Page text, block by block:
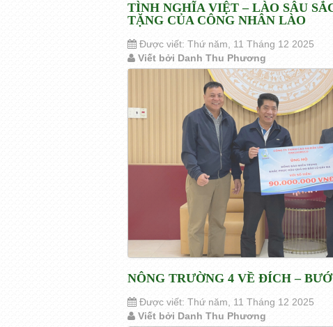
TÌNH NGHĨA VIỆT – LÀO SÂU
TẶNG CỦA CÔNG NHÂN LÀO
Được viết: Thứ năm, 11 Tháng 12 2025
Viết bởi Danh Thu Phương
NÔNG TRƯỜNG 4 VỀ ĐÍCH –
Được viết: Thứ năm, 11 Tháng 12 2025
Viết bởi Danh Thu Phương